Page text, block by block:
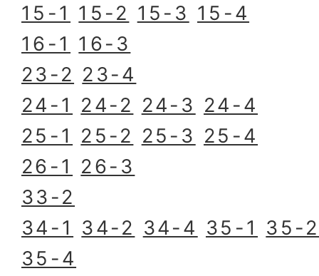
15-1 15-2 15-3 15-4
16-1 16-3
23-2 23-4
24-1
24-2 24-3 24-4
25-1
25-2 25-3 25-4
26-1
26-3
33-2
34-1
34-2 34-4 35-1
35-2
35-4